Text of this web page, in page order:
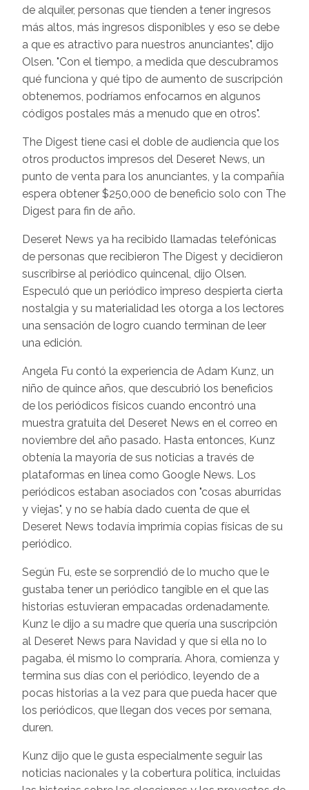
de alquiler, personas que tienden a tener ingresos
más altos, más ingresos disponibles y eso se debe
a que es atractivo para nuestros anunciantes", dijo
Olsen. "Con el tiempo, a medida que descubramos
qué funciona y qué tipo de aumento de suscripción
obtenemos, podríamos enfocarnos en algunos
códigos postales más a menudo que en otros".
The Digest tiene casi el doble de audiencia que los
otros productos impresos del Deseret News, un
punto de venta para los anunciantes, y la compañía
espera obtener $250,000 de beneficio solo con The
Digest para fin de año.
Deseret News ya ha recibido llamadas telefónicas
de personas que recibieron The Digest y decidieron
suscribirse al periódico quincenal, dijo Olsen.
Especuló que un periódico impreso despierta cierta
nostalgia y su materialidad les otorga a los lectores
una sensación de logro cuando terminan de leer
una edición.
Angela Fu contó la experiencia de Adam Kunz, un
niño de quince años, que descubrió los beneficios
de los periódicos físicos cuando encontró una
muestra gratuita del Deseret News en el correo en
noviembre del año pasado. Hasta entonces, Kunz
obtenía la mayoría de sus noticias a través de
plataformas en línea como Google News. Los
periódicos estaban asociados con "cosas aburridas
y viejas", y no se había dado cuenta de que el
Deseret News todavía imprimía copias físicas de su
periódico.
Según Fu, este se sorprendió de lo mucho que le
gustaba tener un periódico tangible en el que las
historias estuvieran empacadas ordenadamente.
Kunz le dijo a su madre que quería una suscripción
al Deseret News para Navidad y que si ella no lo
pagaba, él mismo lo compraría. Ahora, comienza y
termina sus días con el periódico, leyendo de a
pocas historias a la vez para que pueda hacer que
los periódicos, que llegan dos veces por semana,
duren.
Kunz dijo que le gusta especialmente seguir las
noticias nacionales y la cobertura política, incluidas